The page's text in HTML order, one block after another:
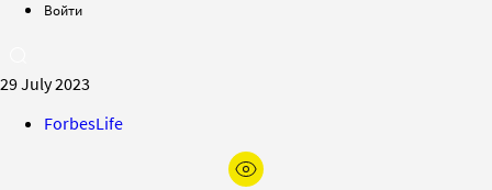
Войти
29 July 2023
ForbesLife